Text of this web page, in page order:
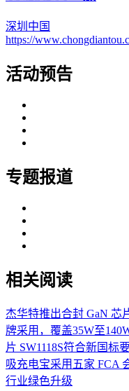
深圳 中国
https://
活动预告
专题报道
相关阅读
杰华特推出合封 GaN 芯
牌采用，覆盖35W至
片 SW1118S符合新国标
吸充电宝采用 五家 FCA
行业绿色升级